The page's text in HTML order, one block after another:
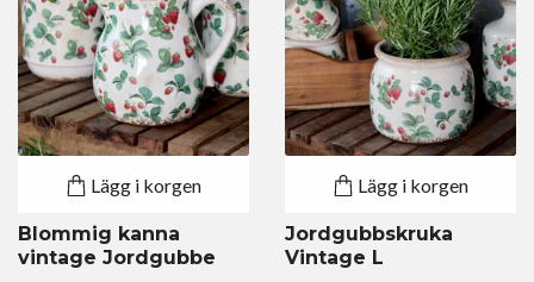
Lägg i korgen
Blommig kanna
vintage Jordgubbe
Lägg i korgen
Jordgubbskruka
Vintage L